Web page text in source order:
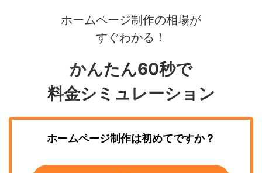
ホームページ制作の相場が
すぐわかる！
かんたん60秒で
料金シミュレーション
ホームページ制作は初めてですか？